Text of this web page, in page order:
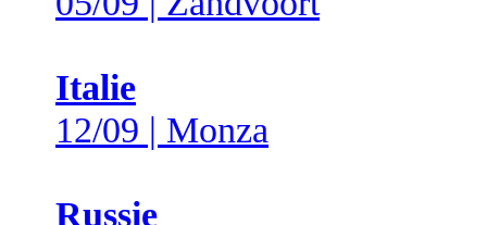
Italie
12/09 | Monza
Russie